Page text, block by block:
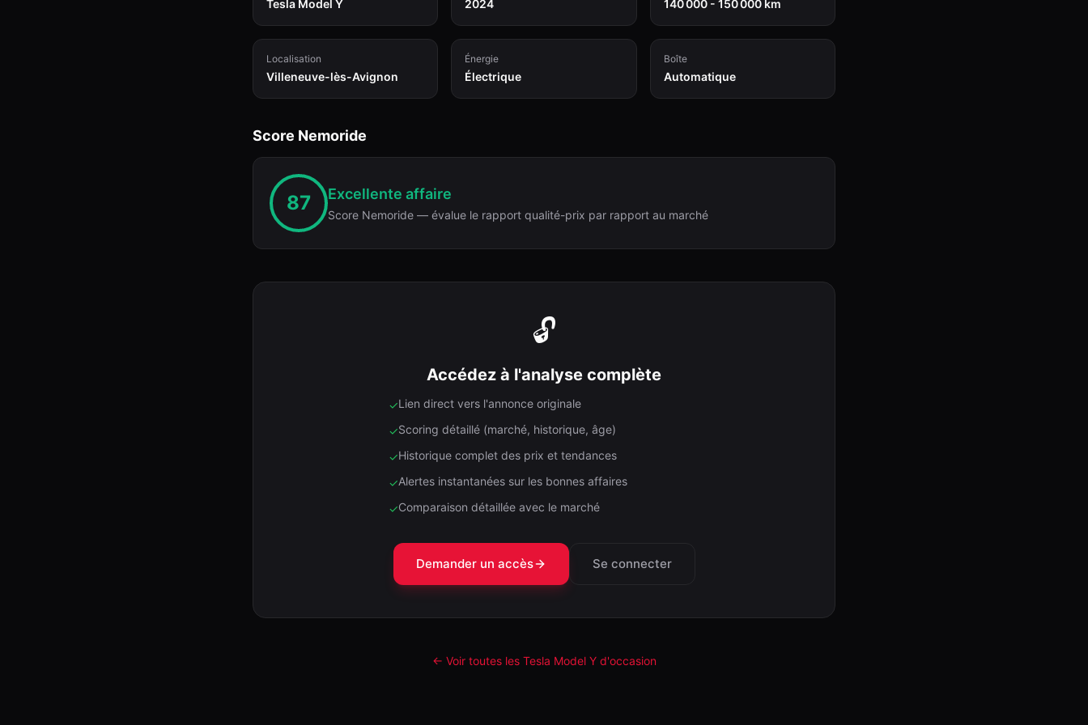
Tesla Model Y 2024 140 000 - 150 000 km
Localisation
Villeneuve-lès-Avignon
Énergie
Électrique
Boîte
Automatique
Score Nemoride
87 Excellente affaire
Score Nemoride — évalue le rapport qualité-prix par rapport au marché
🔓
Accédez à l'analyse complète
✓Lien direct vers l'annonce originale
✓Scoring détaillé (marché, historique, âge)
✓Historique complet des prix et tendances
✓Alertes instantanées sur les bonnes affaires
✓Comparaison détaillée avec le marché
Demander un accès Se connecter
← Voir toutes les Tesla Model Yd'occasion